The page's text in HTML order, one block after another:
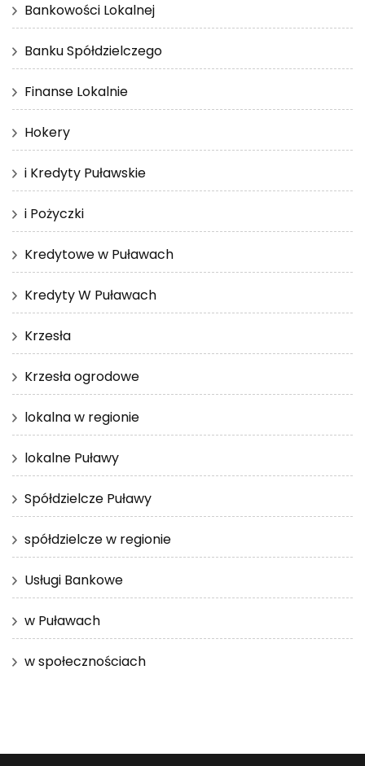
Bankowości Lokalnej
Banku Spółdzielczego
Finanse Lokalnie
Hokery
i Kredyty Puławskie
i Pożyczki
Kredytowe w Puławach
Kredyty W Puławach
Krzesła
Krzesła ogrodowe
lokalna w regionie
lokalne Puławy
Spółdzielcze Puławy
spółdzielcze w regionie
Usługi Bankowe
w Puławach
w społecznościach